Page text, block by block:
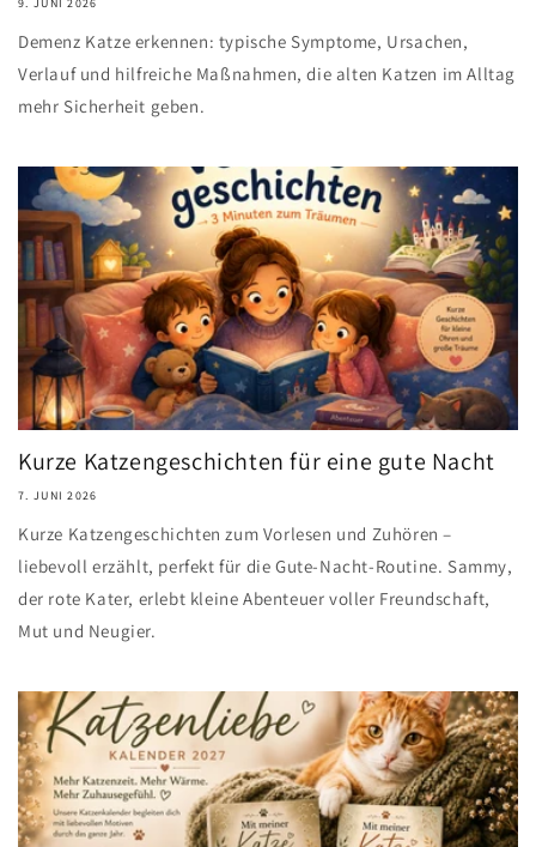
Demenz Katze erkennen: typische Symptome, Ursachen,
Verlauf und hilfreiche Maßnahmen, die alten Katzen im Alltag
mehr Sicherheit geben.
Kurze Katzengeschichten für eine gute Nacht
7. JUNI 2026
Kurze Katzengeschichten zum Vorlesen und Zuhören –
liebevoll erzählt, perfekt für die Gute-Nacht-Routine. Sammy,
der rote Kater, erlebt kleine Abenteuer voller Freundschaft,
Mut und Neugier.